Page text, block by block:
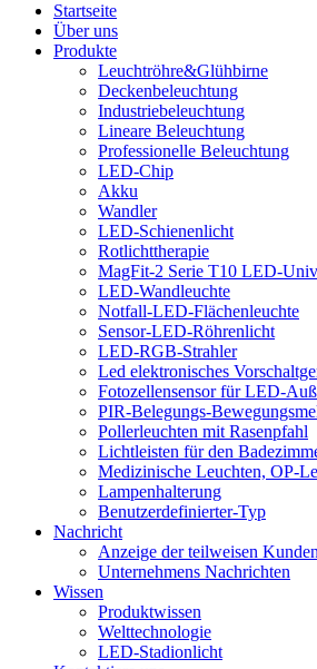
Startseite
Über uns
Produkte
Leuchtröhre&Glühbirne
Deckenbeleuchtung
Industriebeleuchtung
Lineare Beleuchtung
Professionelle Beleuchtung
LED-Chip
Akku
Wandler
LED-Schienenlicht
Rotlichttherapie
MagFit-2 Serie T10 LED-
LED-Wandleuchte
Notfall-LED-Flächenleuchte
Sensor-LED-Röhrenlicht
LED-RGB-Strahler
Led elektronisches
Fotozellensensor für LED-
PIR-Belegungs-
Pollerleuchten mit Rasenpfahl
Lichtleisten für den
Medizinische Leuchten, OP-
Lampenhalterung
Benutzerdefinierter-Typ
Nachricht
Anzeige der teilweisen
Unternehmens Nachrichten
Wissen
Produktwissen
Welttechnologie
LED-Stadionlicht